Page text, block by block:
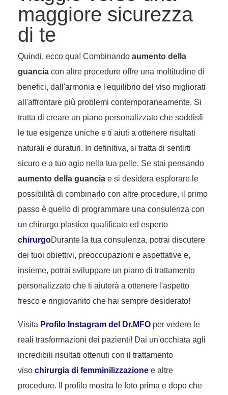
maggiore sicurezza
di te
Quindi, ecco qua! Combinando aumento della
guancia con altre procedure offre una moltitudine di
benefici, dall'armonia e l'equilibrio del viso migliorati
all'affrontare più problemi contemporaneamente. Si
tratta di creare un piano personalizzato che soddisfi
le tue esigenze uniche e ti aiuti a ottenere risultati
naturali e duraturi. In definitiva, si tratta di sentirti
sicuro e a tuo agio nella tua pelle. Se stai pensando
aumento della guancia e si desidera esplorare le
possibilità di combinarlo con altre procedure, il primo
passo è quello di programmare una consulenza con
un chirurgo plastico qualificato ed esperto
chirurgoDurante la tua consulenza, potrai discutere
dei tuoi obiettivi, preoccupazioni e aspettative e,
insieme, potrai sviluppare un piano di trattamento
personalizzato che ti aiuterà a ottenere l'aspetto
fresco e ringiovanito che hai sempre desiderato!
Visita Profilo Instagram del Dr.MFO per vedere le
reali trasformazioni dei pazienti! Dai un'occhiata agli
incredibili risultati ottenuti con il trattamento
viso chirurgia di femminilizzazione e altre
procedure. Il profilo mostra le foto prima e dopo che